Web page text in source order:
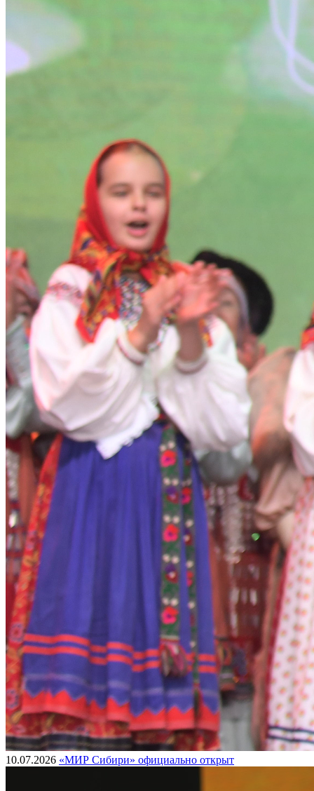
10.07.2026 «МИР Сибири» официально открыт